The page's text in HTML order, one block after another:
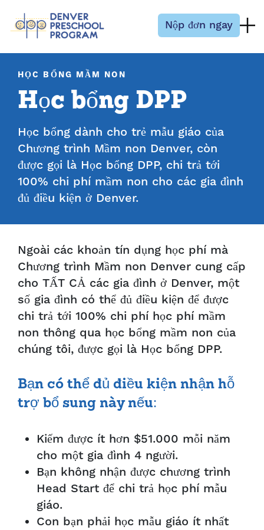
Nộp đơn ngay
HỌC BỔNG MẦM NON
Học bổng DPP
Học bổng dành cho trẻ mẫu giáo của
Chương trình Mầm non Denver, còn
được gọi là Học bổng DPP, chi trả tới
100% chi phí mầm non cho các gia đình
đủ điều kiện ở Denver.
Ngoài các khoản tín dụng học phí mà
Chương trình Mầm non Denver cung cấp
cho TẤT CẢ các gia đình ở Denver, một
số gia đình có thể đủ điều kiện để được
chi trả tới 100% chi phí học phí mầm
non thông qua học bổng mầm non của
chúng tôi, được gọi là Học bổng DPP.
Bạn có thể đủ điều kiện nhận hỗ
trợ bổ sung này nếu:
Kiếm được ít hơn $51.000 mỗi năm
cho một gia đình 4 người.
Bạn không nhận được chương trình
Head Start để chi trả học phí mẫu
giáo.
Con bạn phải học mẫu giáo ít nhất